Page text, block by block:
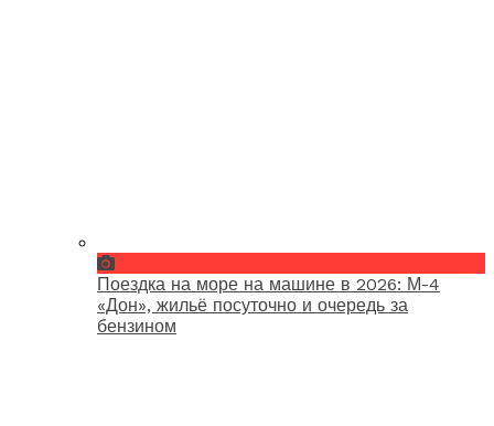
Поездка на море на машине в 2026: М-4
«Дон», жильё посуточно и очередь за
бензином